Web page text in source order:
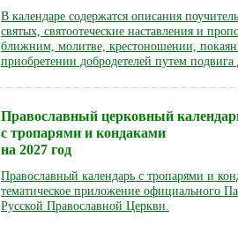
В календаре содержатся описания
святых, святоотеческие наставления и
ближним, молитве, крестоношении,
приобретении добродетелей путем
Православный церковный
с тропарями и кондаками
на 2027 год
Православный календарь с тропарями и
тематическое приложение официального
Русской Православной Церкви.